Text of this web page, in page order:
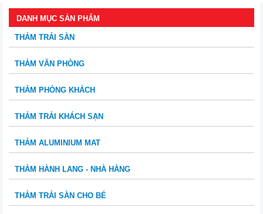
DANH MỤC SẢN PHẨM
THẢM TRẢI SÀN
THẢM VĂN PHÒNG
THẢM PHÒNG KHÁCH
THẢM TRẢI KHÁCH SẠN
THẢM ALUMINIUM MAT
THẢM HÀNH LANG - NHÀ HÀNG
THẢM TRẢI SÀN CHO BÉ